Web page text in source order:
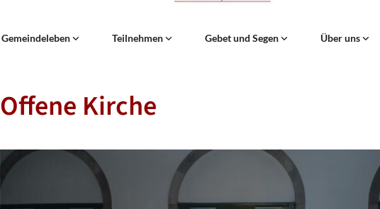
Gemeindeleben Teilnehmen Gebet und Segen Über uns
Offene Kirche